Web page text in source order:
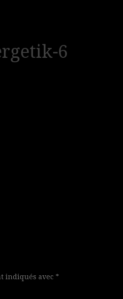
6
indiqués avec *